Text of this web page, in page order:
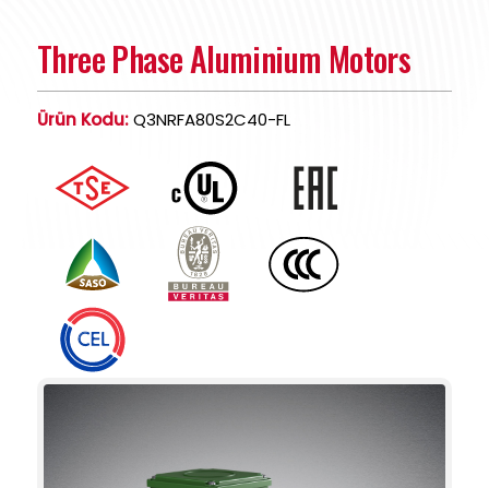
Three Phase Aluminium Motors
Ürün Kodu:Q3NRFA80S2C40-FL